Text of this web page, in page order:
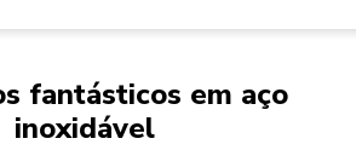
fantásticos em aço
inoxidável